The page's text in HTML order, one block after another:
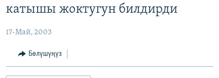
МАДАНИЯТ
ТВ ПРОГРАММАЛАР
БҮГҮН АЗАТТЫКТА
ПОДКАСТ
катышы жоктугун билдирди
17-Май, 2003
Бөлүшүңүз